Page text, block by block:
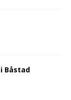
Båstad